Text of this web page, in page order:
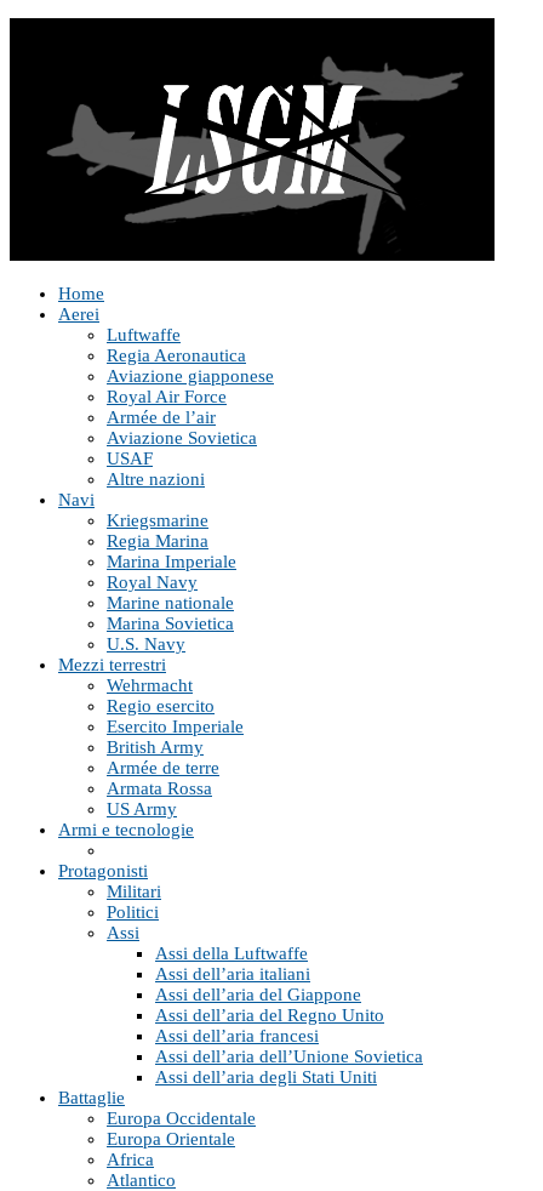
Home
Aerei
Luftwaffe
Regia Aeronautica
Aviazione giapponese
Royal Air Force
Armée de l’air
Aviazione Sovietica
USAF
Altre nazioni
Navi
Kriegsmarine
Regia Marina
Marina Imperiale
Royal Navy
Marine nationale
Marina Sovietica
U.S. Navy
Mezzi terrestri
Wehrmacht
Regio esercito
Esercito Imperiale
British Army
Armée de terre
Armata Rossa
US Army
Armi e tecnologie
Protagonisti
Militari
Politici
Assi
Assi della Luftwaffe
Assi dell’aria italiani
Assi dell’aria del Giappone
Assi dell’aria del Regno Unito
Assi dell’aria francesi
Assi dell’aria dell’Unione Sovietica
Assi dell’aria degli Stati Uniti
Battaglie
Europa Occidentale
Europa Orientale
Africa
Atlantico